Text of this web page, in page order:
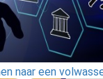
naar een